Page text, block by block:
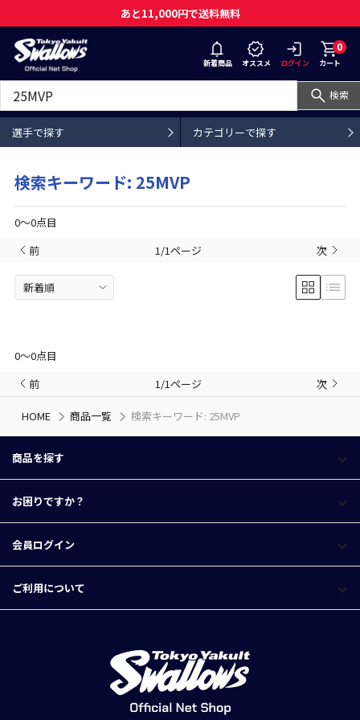
あと11,000円で送料無料
新着商品 オススメ ログイン
0
カート
検索
選手で探す カテゴリーで探す
検索キーワード: 25MVP
0〜0点目
前
1/1ページ 次
0〜0点目
前
1/1ページ 次
HOME 商品一覧 検索キーワード: 25MVP
商品を探す
お困りですか？
会員ログイン
ご利用について